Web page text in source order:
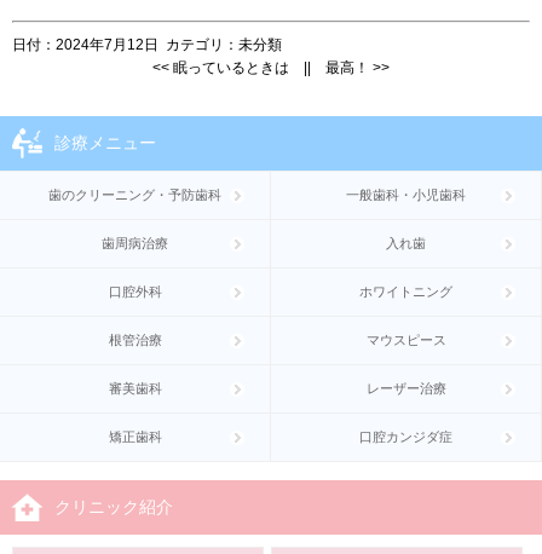
日付： 2024年7月12日 カテゴリ： 未分類
<< 眠っているときは 最高！ >>
診療メニュー
歯のクリーニング・予防歯科
歯周病治療
口腔外科
根管治療
審美歯科
矯正歯科
一般歯科・小児歯科
入れ歯
ホワイトニング
マウスピース
レーザー治療
口腔カンジダ症
クリニック紹介